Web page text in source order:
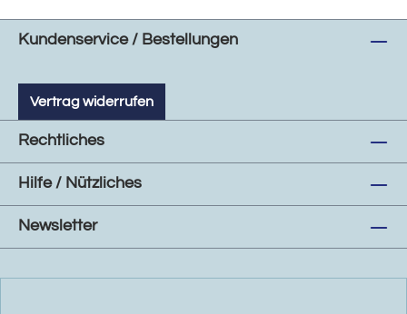
Kundenservice / Bestellungen
Vertrag widerrufen
Rechtliches
Hilfe / Nützliches
Newsletter